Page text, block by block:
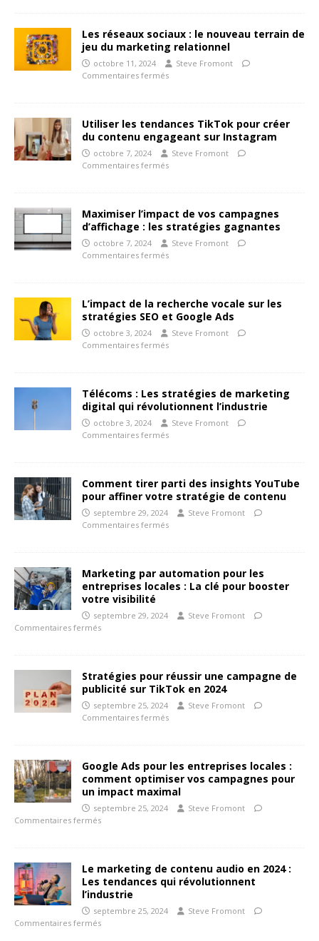
Les réseaux sociaux : le nouveau terrain de
jeu du marketing relationnel
octobre 11, 2024
Steve Fromont
Commentaires fermés
Utiliser les tendances TikTok pour créer
du contenu engageant sur Instagram
octobre 7, 2024
Steve Fromont
Commentaires fermés
Maximiser l’impact de vos campagnes
d’affichage : les stratégies gagnantes
octobre 7, 2024
Steve Fromont
Commentaires fermés
L’impact de la recherche vocale sur les
stratégies SEO et Google Ads
octobre 3, 2024
Steve Fromont
Commentaires fermés
Télécoms : Les stratégies de marketing
digital qui révolutionnent l’industrie
octobre 3, 2024
Steve Fromont
Commentaires fermés
Comment tirer parti des insights YouTube
pour affiner votre stratégie de contenu
septembre 29, 2024
Steve Fromont
Commentaires fermés
Marketing par automation pour les
entreprises locales : La clé pour booster
votre visibilité
septembre 29, 2024
Steve Fromont
Commentaires fermés
Stratégies pour réussir une campagne de
publicité sur TikTok en 2024
septembre 25, 2024
Steve Fromont
Commentaires fermés
Google Ads pour les entreprises locales :
comment optimiser vos campagnes pour
un impact maximal
septembre 25, 2024
Steve Fromont
Commentaires fermés
Le marketing de contenu audio en 2024 :
Les tendances qui révolutionnent
l’industrie
septembre 25, 2024
Steve Fromont
Commentaires fermés